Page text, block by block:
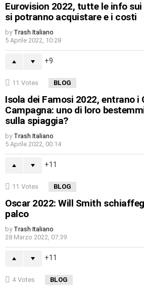
Eurovision 2022, tutte le info
si potranno acquistare e i costi
by Trash Italiano
5 Aprile 2022, 10:28
9
11 Votes BLOG
Isola dei Famosi 2022, entrano i
Campagna: uno di loro
sulla spiaggia?
by Trash Italiano
5 Aprile 2022, 00:14
11
11 Votes BLOG
Oscar 2022: Will Smith
palco
by Trash Italiano
28 Marzo 2022, 07:39
11
4 Votes BLOG